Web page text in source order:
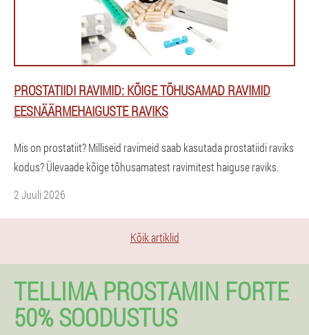
PROSTATIIDI RAVIMID: KÕIGE TÕHUSAMAD RAVIMID
EESNÄÄRMEHAIGUSTE RAVIKS
Mis on prostatiit? Milliseid ravimeid saab kasutada prostatiidi raviks
kodus? Ülevaade kõige tõhusamatest ravimitest haiguse raviks.
2 Juuli 2026
Kõik artiklid
TELLIMA PROSTAMIN FORTE
50% SOODUSTUS